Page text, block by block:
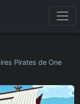
Pirates de One